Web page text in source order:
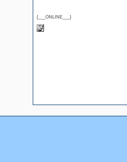
{___ONLINE___}